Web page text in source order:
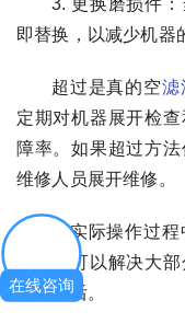
3. 更换磨损件
即替换，以减少机器
超过是真的空滤
定期对机器展开检
障率。如果超过方
维修人员展开维修。
在实际操作过
联系就可以解决大
进行售后。
在线咨询